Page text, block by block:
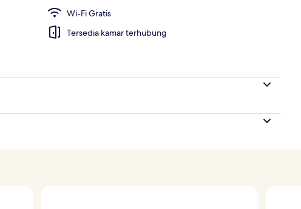
Wi-Fi Gratis
Tersedia kamar terhubung